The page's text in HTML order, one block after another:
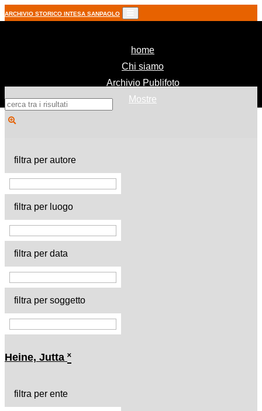
ARCHIVIO STORICO INTESA SANPAOLO
home(current)
Chi siamo
Archivio Publifoto
Mostre
filtra per autore
filtra per luogo
filtra per data
filtra per soggetto
Heine, Jutta ˟
filtra per ente